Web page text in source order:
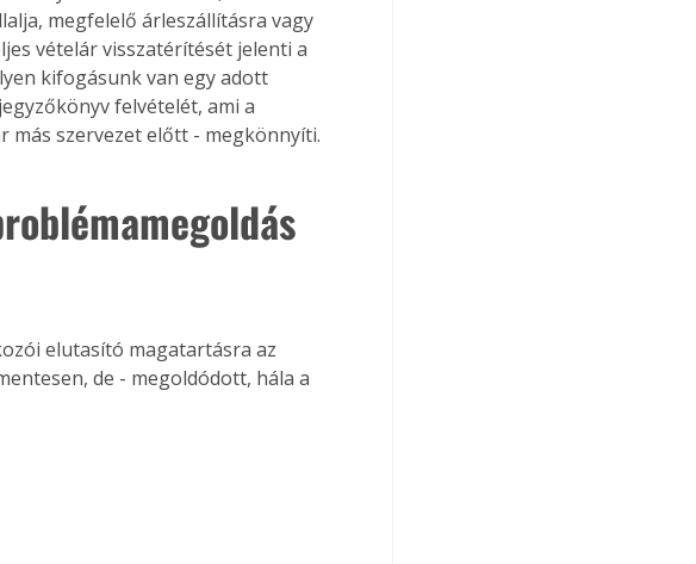
megfelelő árleszállításra vagy
vételár visszatérítését jelenti a
kifogásunk van egy adott
felvételét, ami a
szervezet előtt - megkönnyíti.
elutasító magatartásra az
de - megoldódott, hála a